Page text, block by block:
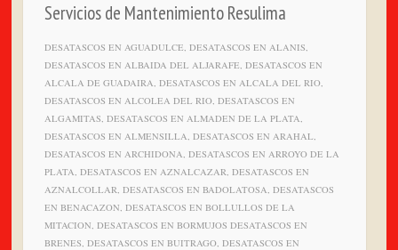
Servicios de Mantenimiento Resulima
DESATASCOS EN AGUADULCE, DESATASCOS EN ALANIS,
DESATASCOS EN ALBAIDA DEL ALJARAFE, DESATASCOS EN
ALCALA DE GUADAIRA, DESATASCOS EN ALCALA DEL RIO,
DESATASCOS EN ALCOLEA DEL RIO, DESATASCOS EN
ALGAMITAS, DESATASCOS EN ALMADEN DE LA PLATA,
DESATASCOS EN ALMENSILLA, DESATASCOS EN ARAHAL,
DESATASCOS EN ARCHIDONA, DESATASCOS EN ARROYO DE LA
PLATA, DESATASCOS EN AZNALCAZAR, DESATASCOS EN
AZNALCOLLAR, DESATASCOS EN BADOLATOSA, DESATASCOS
EN BENACAZON, DESATASCOS EN BOLLULLOS DE LA
MITACION, DESATASCOS EN BORMUJOS DESATASCOS EN
BRENES, DESATASCOS EN BUITRAGO, DESATASCOS EN